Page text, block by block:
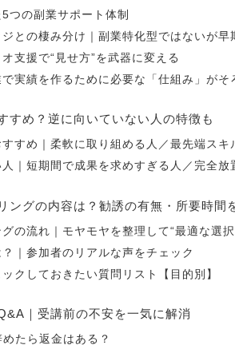
つの副業サポート体制
ジとの棲み分け｜副業特化型ではないが早
支援で“見せ方”を武器に変える
で実績を作るために必要な「仕組み」がそ
すめ？逆に向いていない人の特徴も
すめ｜柔軟に取り組める人／最先端スキ
｜短期間で成果を求めすぎる人／完全放
ングの内容は？勧誘の有無・所要時間
の流れ｜モヤモヤを整理して“最適な選
｜参加者のリアルな声をチェック
クしておきたい質問リスト【目的別】
｜受講前の不安を一気に解消
たら返金はある？